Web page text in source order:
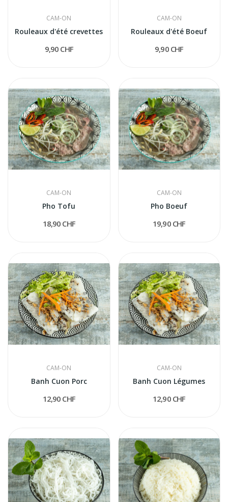
CAM-ON
Rouleaux d'été crevettes
9,90 CHF
CAM-ON
Rouleaux d'été Boeuf
9,90 CHF
CAM-ON
Pho Tofu
18,90 CHF
CAM-ON
Pho Boeuf
19,90 CHF
CAM-ON
Banh Cuon Porc
12,90 CHF
CAM-ON
Banh Cuon Légumes
12,90 CHF